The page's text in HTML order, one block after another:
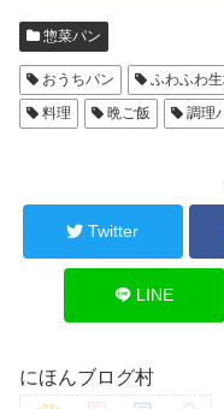
惣菜パン
おうちパン ふわふわ
料理
晩ご飯 調理
Twitter
LINE
にほんブログ村